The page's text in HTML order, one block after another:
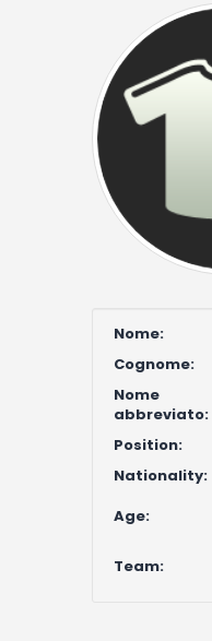
Nome:
Cognome:
Nome
abbreviato:
Position:
Nationality:
Age:
Team: